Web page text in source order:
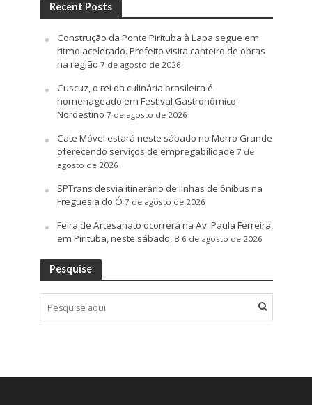
Recent Posts
Construção da Ponte Pirituba à Lapa segue em
ritmo acelerado. Prefeito visita canteiro de obras
na região 7 de agosto de 2026
Cuscuz, o rei da culinária brasileira é
homenageado em Festival Gastronômico
Nordestino 7 de agosto de 2026
Cate Móvel estará neste sábado no Morro Grande
oferecendo serviços de empregabilidade 7 de
agosto de 2026
SPTrans desvia itinerário de linhas de ônibus na
Freguesia do Ó 7 de agosto de 2026
Feira de Artesanato ocorrerá na Av. Paula Ferreira,
em Pirituba, neste sábado, 8 6 de agosto de 2026
Pesquise